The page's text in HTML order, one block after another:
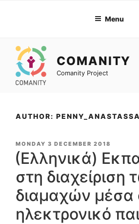
Menu
COMANITY
Comanity Project
AUTHOR:
POSTED
ON
MONDAY 3 DECEMBER 2018
(Ελληνικά)
στη διαχείριση
διαμαχών μέσα
ηλεκτρονικό